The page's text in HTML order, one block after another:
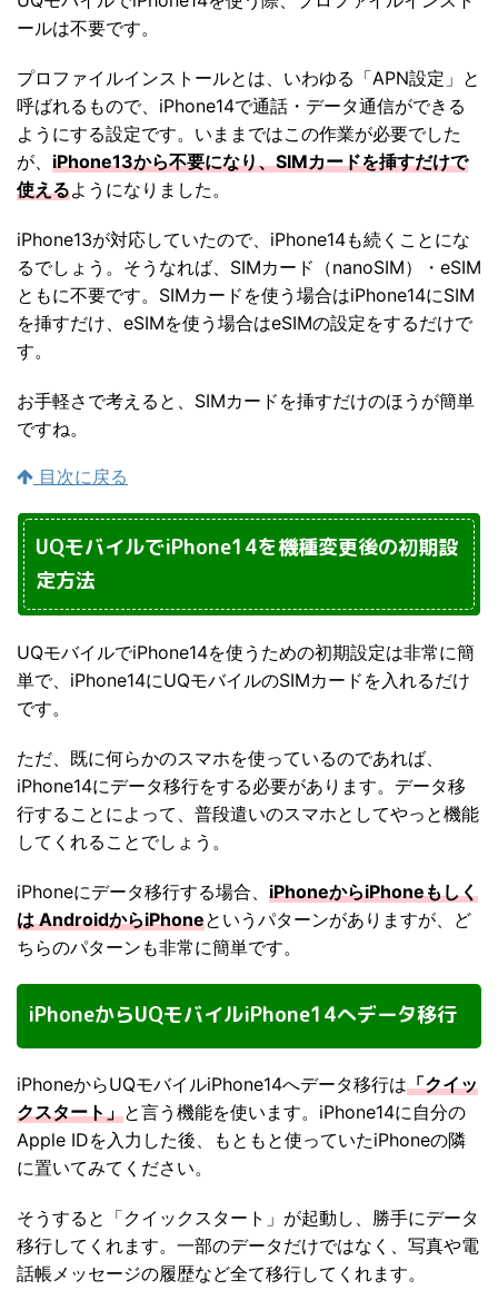
ールは不要です。
プロファイルインストールとは、いわゆる「APN設定」と
呼ばれるもので、iPhone14で通話・データ通信ができる
ようにする設定です。いままではこの作業が必要でした
が、 iPhone13から不要になり、SIMカードを挿すだけで
使えるようになりました。
iPhone13が対応していたので、iPhone14も続くことにな
るでしょう。そうなれば、SIMカード（nanoSIM）・eSIM
ともに不要です。SIMカードを使う場合はiPhone14にSIM
を挿すだけ、eSIMを使う場合はeSIMの設定をするだけで
す。
お手軽さで考えると、SIMカードを挿すだけのほうが簡単
ですね。
目次に戻る
UQモバイルでiPhone14を機種変更後の初期設
定方法
UQモバイルでiPhone14を使うための初期設定は非常に簡
単で、iPhone14にUQモバイルのSIMカードを入れるだけ
です。
ただ、既に何らかのスマホを使っているのであれば、
iPhone14にデータ移行をする必要があります。データ移
行することによって、普段遣いのスマホとしてやっと機能
してくれることでしょう。
iPhoneにデータ移行する場合、 iPhoneからiPhoneもしく
は AndroidからiPhoneというパターンがありますが、ど
ちらのパターンも非常に簡単です。
iPhoneからUQモバイルiPhone14へデータ移行
iPhoneからUQモバイルiPhone14へデータ移行は「クイッ
クスタート」と言う機能を使います。iPhone14に自分の
Apple IDを入力した後、もともと使っていたiPhoneの隣
に置いてみてください。
そうすると「クイックスタート」が起動し、勝手にデータ
移行してくれます。一部のデータだけではなく、写真や電
話帳メッセージの履歴など全て移行してくれます。